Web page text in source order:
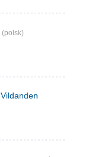
(polsk)